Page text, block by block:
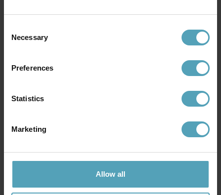
Selection
Necessary
Preferences
Statistics
Marketing
Allow all